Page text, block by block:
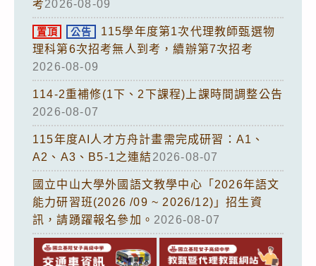
考2026-08-09
置頂 公告
115學年度第1次代理教師甄選物
理科第6次招考無人到考，續辦第7次招考
2026-08-09
114-2重補修(1下、2下課程)上課時間調整公告
2026-08-07
115年度AI人才方舟計畫需完成研習：A1、
A2、A3、B5-1之連結2026-08-07
國立中山大學外國語文教學中心「2026年語文
能力研習班(2026 /09 ~ 2026/12)」招生資
訊，請踴躍報名參加。 2026-08-07